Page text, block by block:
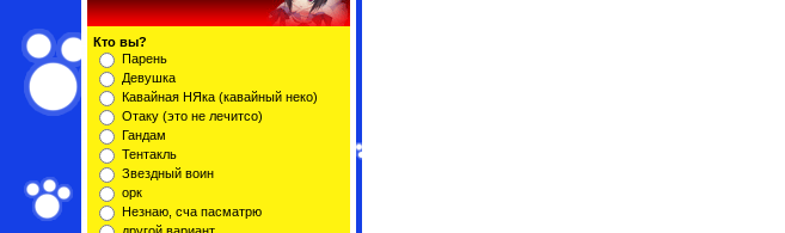
Кто вы?
Парень
Девушка
Кавайная НЯка (кавайный неко)
Отаку (это не лечитсо)
Гандам
Тентакль
Звездный воин
орк
Незнаю, сча пасматрю